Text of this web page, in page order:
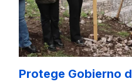
Protege Gobierno